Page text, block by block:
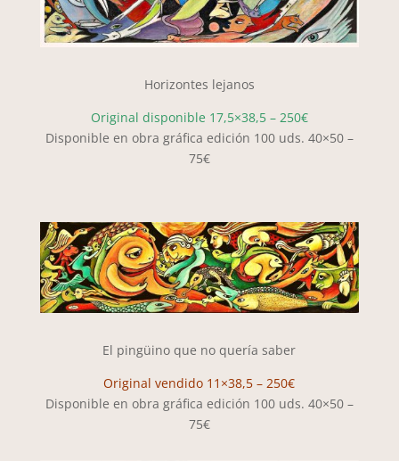
Horizontes lejanos
Original disponible 17,5×38,5 – 250€
Disponible en obra gráfica edición 100 uds. 40×50 –
75€
El pingüino que no quería saber
Original vendido 11×38,5 – 250€
Disponible en obra gráfica edición 100 uds. 40×50 –
75€